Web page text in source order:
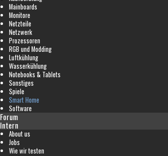
Mainboards
Monitore
Netzteile
Netzwerk
Prozessoren
RGB und Modding
Luftkühlung
Wasserkühlung
Notebooks & Tablets
Sonstiges
Spiele
Smart Home
Software
Forum
Intern
About us
Jobs
Wie wir testen